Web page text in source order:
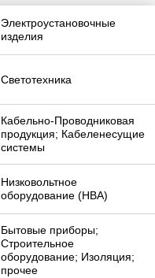
Электроустановочные
изделия
Светотехника
Кабельно-Проводниковая
продукция; Кабеленесущие
системы
Низковольтное
оборудование (НВА)
Бытовые приборы;
Строительное
оборудование; Изоляция;
прочее